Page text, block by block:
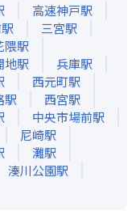
高速神戸駅
駅 三宮駅
隈駅
地駅 兵庫駅
西元町駅
駅 西宮駅
中央市場前駅
尼崎駅
灘駅
湊川公園駅